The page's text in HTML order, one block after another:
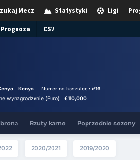
Ligi
Statystyki
Mecz
Prognoza CSV
- Kenya Numer na koszulce : #16
wynagrodzenie (Euro) : €110,000
Rzuty karne Poprzednie sezony
2020/2021 2019/2020